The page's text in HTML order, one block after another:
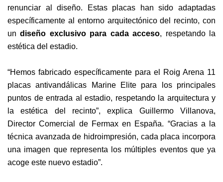
renunciar al diseño. Estas placas han sido adaptadas
específicamente al entorno arquitectónico del recinto, con
undiseño exclusivo para cada acceso, respetando la
estética del estadio.
“Hemos fabricado específicamente para el Roig Arena 11
placas antivandálicas Marine Elite para los principales
puntos de entrada al estadio, respetando la arquitectura y
la estética del recinto”, explica Guillermo Villanova,
Director Comercial de Fermax en España. “Gracias a la
técnica avanzada de hidroimpresión, cada placa incorpora
una imagen que representa los múltiples eventos que ya
acoge este nuevo estadio”.